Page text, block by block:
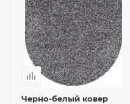
Черно-белый ковер